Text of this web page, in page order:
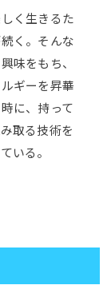
く生きるた
く。そんな
味をもち、
ギーを昇華
に、持って
取る技術を
いる。